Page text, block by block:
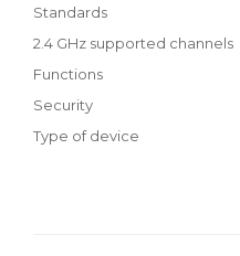
Standards
2.4 GHz supported channels
Functions
Security
Type of device